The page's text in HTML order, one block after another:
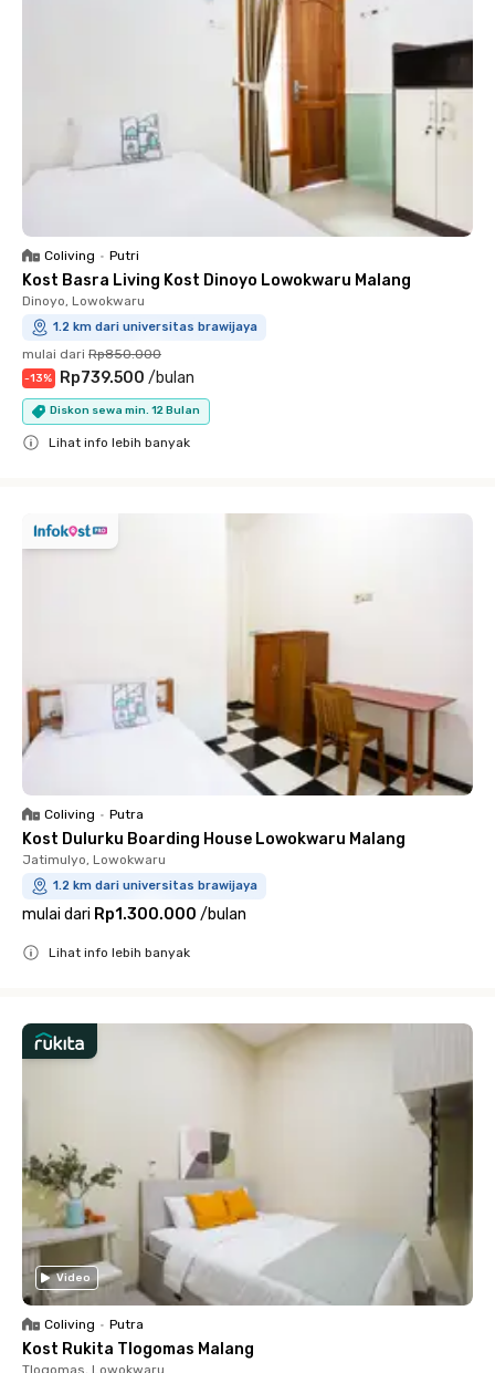
Coliving • Putri
Kost Basra Living Kost Dinoyo Lowokwaru Malang
Dinoyo, Lowokwaru
1.2 km dari universitas brawijaya
mulai dari Rp850.000
-13% Rp739.500 /bulan
Diskon sewa min. 12 Bulan
Lihat info lebih banyak
Coliving • Putra
Kost Dulurku Boarding House Lowokwaru Malang
Jatimulyo, Lowokwaru
1.2 km dari universitas brawijaya
mulai dari Rp1.300.000 /bulan
Lihat info lebih banyak
Video
Coliving • Putra
Kost Rukita Tlogomas Malang
Tlogomas, Lowokwaru